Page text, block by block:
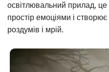
освітлювальний прилад, це
простір емоціями і
роздумів і мрій.